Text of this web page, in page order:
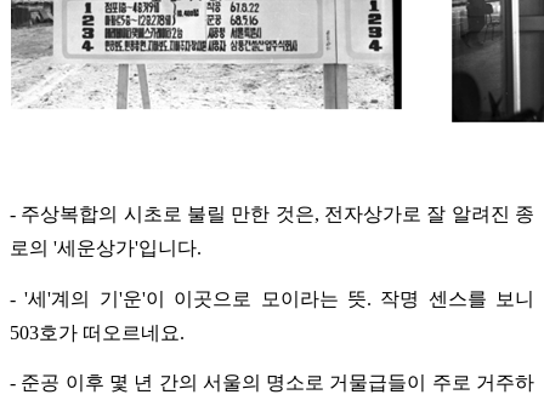
- 주상복합의 시초로 불릴 만한 것은, 전자상가로 잘 알려진 종
로의 '세운상가'입니다.
- '세'계의 기'운'이 이곳으로 모이라는 뜻. 작명 센스를 보니
503호가 떠오르네요.
- 준공 이후 몇 년 간의 서울의 명소로 거물급들이 주로 거주하